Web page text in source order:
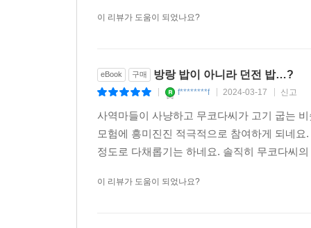
이 리뷰가 도움이 되었나요?
eBook 구매 방랑 밥이 아니라 던전 밥…?
f********f 2024-03-17 신고
사역마들이 사냥하고 무코다씨가 고기 굽는
모험에 흥미진진 적극적으로 참여하게 되네
정도로 다채롭기는 하네요. 솔직히 무코다씨
이 리뷰가 도움이 되었나요?